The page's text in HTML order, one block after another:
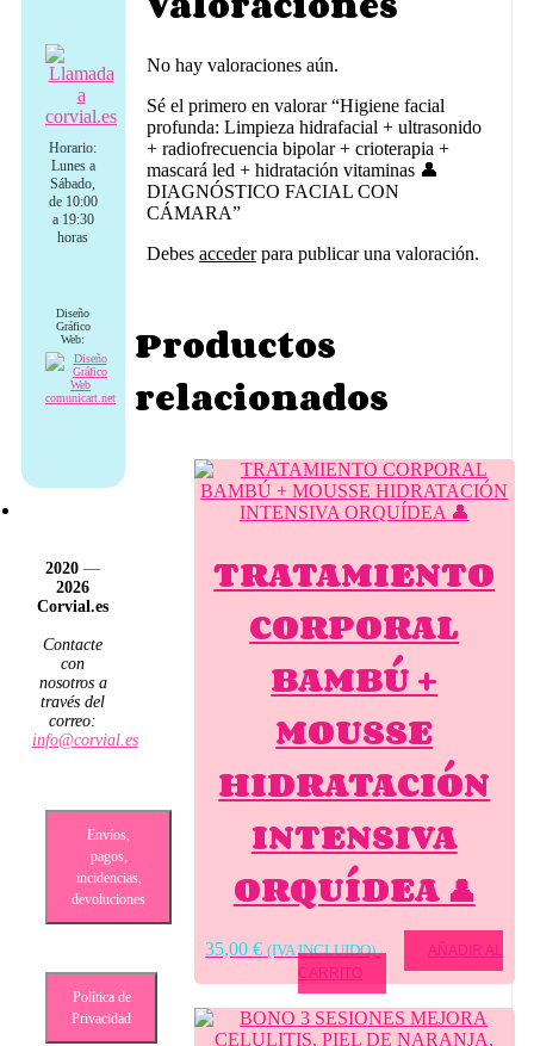
No hay valoraciones aún.
Sé el primero en valorar “Higiene facial
profunda: Limpieza hidrafacial + ultrasonido
+ radiofrecuencia bipolar + crioterapia +
mascará led + hidratación vitaminas 👤
DIAGNÓSTICO FACIAL CON
CÁMARA”
Debes accederpara publicar una valoración.
Productos
relacionados
TRATAMIENTO
CORPORAL
BAMBÚ +
MOUSSE
HIDRATACIÓN
INTENSIVA
ORQUÍDEA 👤
35,00€ (IVA INCLUIDO)
AÑADIR AL
CARRITO
Horario:
Lunes a
Sábado,
de 10:00
a 19:30
horas
Diseño
Gráfico
Web:
2020—
2026
Corvial.es
Contacte
con
nosotros a
través del
correo:
info@corvial.es
Envíos,
pagos,
incidencias,
devoluciones
Política de
Privacidad